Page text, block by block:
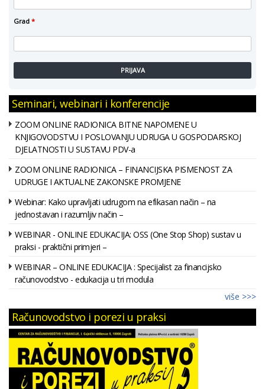
Grad *
PRIJAVA
Seminari, webinari i konferencije
ZOOM ONLINE RADIONICA BITNE NAPOMENE U
KNJIGOVODSTVU I POSLOVANJU UDRUGA U GOSPODARSKOJ
DJELATNOSTI U SUSTAVU PDV-a
ZOOM ONLINE RADIONICA – FINANCIJSKA PISMENOST ZA
UDRUGE I AKTUALNE ZAKONSKE PROMJENE
Webinar: Kako upravljati udrugom na efikasan način – na
jednostavan i razumljiv način –
WEBINAR - ONLINE EDUKACIJA: OSS (One Stop Shop) sustav u
praksi - praktični primjeri –
WEBINAR – ONLINE EDUKACIJA : Specijalist za financijsko
računovodstvo - edukacija u tri modula
više >>>
Računovodstvo i porezi u praksi